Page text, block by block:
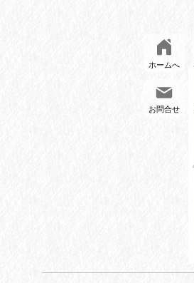
ホームへ
お問合せ